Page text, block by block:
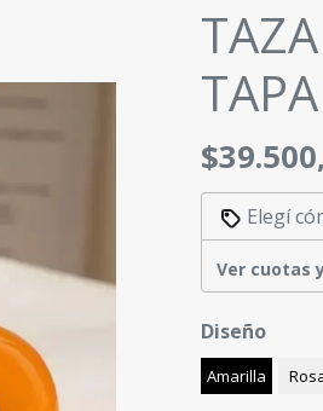
Elegí
Ver cuotas
Diseño
Amarilla